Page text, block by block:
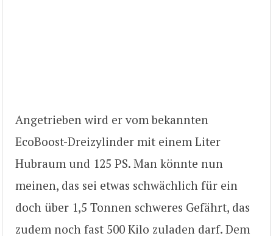
Angetrieben wird er vom bekannten
EcoBoost-Dreizylinder mit einem Liter
Hubraum und 125 PS. Man könnte nun
meinen, das sei etwas schwächlich für ein
doch über 1,5 Tonnen schweres Gefährt, das
zudem noch fast 500 Kilo zuladen darf. Dem